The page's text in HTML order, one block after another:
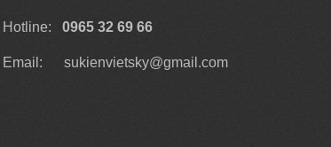
Hotline: 0965 32 69 66
Email: sukienvietsky@gmail.com